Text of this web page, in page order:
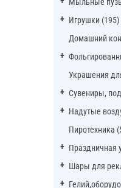
Игрушки (195)
Домашний
Украшения
Сувениры,
Надутые
Пиротехника
Праздничная
Шары для